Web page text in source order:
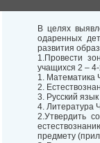
В целях
одаренных
развития
1.Провести
учащихся 2 – 4-
1. Математика
2.
3. Русский
4. Литература
2.Утвердить
предмету